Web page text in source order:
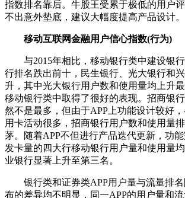
指数排名靠后。牛股王受累于极低的用户
不出意外垫底，建议大幅度提高产品设计。
移动互联网金融用户信心指数(行为)
与2015年相比，移动银行类中建设银行
行排名跌出前十，民生银行、光大银行和
升，其中光大银行用户数和使用量均上升
移动银行类中取得了很好的表现。招商银
然不是最多，但由于APP上功能设计较好
用卡活动很多，招商银行用户数和使用量
茅。随着APP不但进行产品迭代更新，功
发卡量的四大行移动银行用户量和使用量
业银行显著上升至第三名。
银行类和证券类APP用户量与流量排名
布的差异均不明显，同一APP的用户量和